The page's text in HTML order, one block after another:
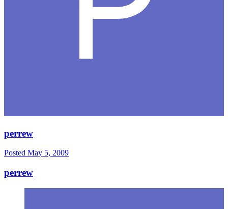
perrew
Posted May 5, 2009
perrew